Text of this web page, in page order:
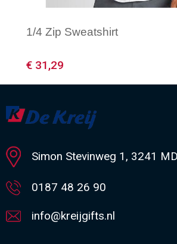
1/4 Zip Sweatshirt
€ 31,29
Minimale afname: 1
Simon Stevinweg 1, 3241
0187 48 26 90
info@kreijgifts.nl